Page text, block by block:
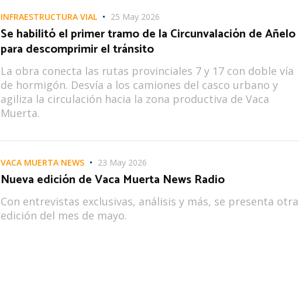
INFRAESTRUCTURA VIAL 25 May 2026
Se habilitó el primer tramo de la Circunvalación de Añelo
para descomprimir el tránsito
La obra conecta las rutas provinciales 7 y 17 con doble vía
de hormigón. Desvía a los camiones del casco urbano y
agiliza la circulación hacia la zona productiva de Vaca
Muerta.
VACA MUERTA NEWS 23 May 2026
Nueva edición de Vaca Muerta News Radio
Con entrevistas exclusivas, análisis y más, se presenta otra
edición del mes de mayo.